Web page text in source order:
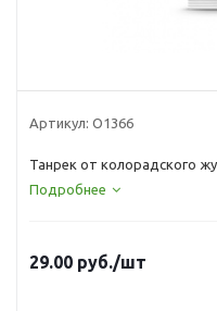
Артикул: О1366
Танрек от колорадского
Подробнее
29.00 руб./шт